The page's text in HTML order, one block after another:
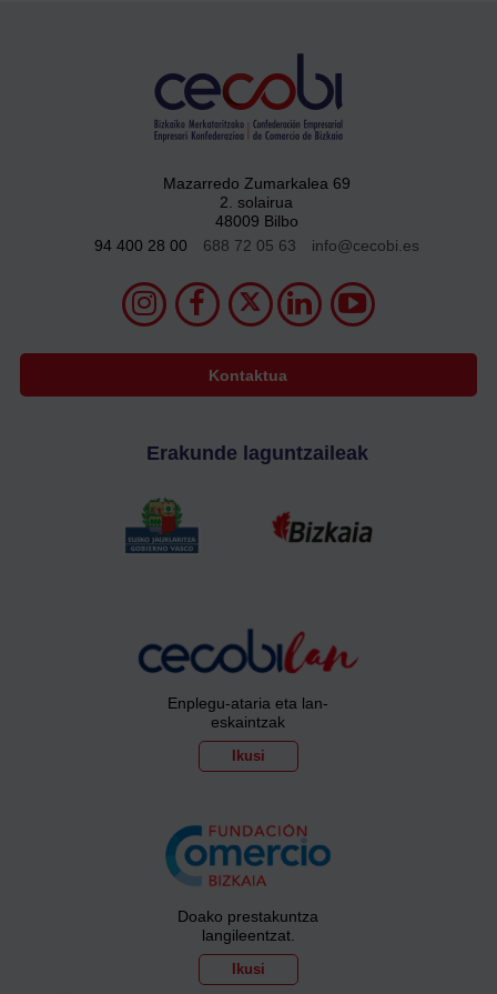
Mazarredo Zumarkalea 69
2. solairua
48009 Bilbo
94 400 28 00
688 72 05 63 info@cecobi.es
Kontaktua
Erakunde laguntzaileak
Enplegu-ataria eta lan-
eskaintzak
Ikusi
Doako prestakuntza
langileentzat.
Ikusi